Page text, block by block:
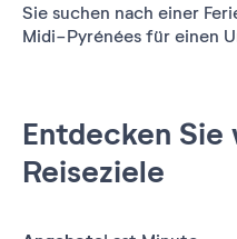
Sie suchen nach einer
Midi-Pyrénées für einen
Entdecken
Reiseziele